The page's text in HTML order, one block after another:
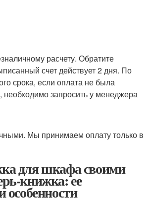
расчету. Обратите
счет действует 2 дня. По
срока, если оплата не была
необходимо запросить у менеджера
Мы принимаем оплату только в
для шкафа своими
книжка: ее
особенности